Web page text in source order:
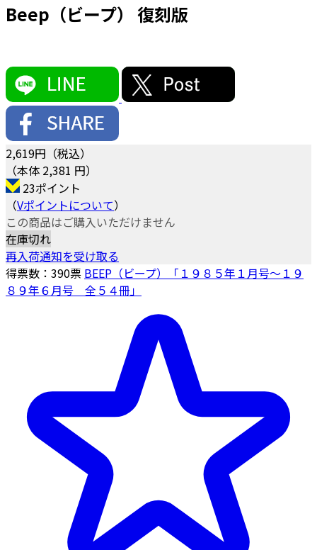
Beep（ビープ） 復刻版
2,619円（税込）
（本体 2,381 円）
23ポイント
（Vポイントについて）
この商品はご購入いただけません
在庫切れ
再入荷通知を受け取る
得票数： 390票 BEEP（ビープ）「１９８５年１月号～１９
８９年６月号 全５４冊」